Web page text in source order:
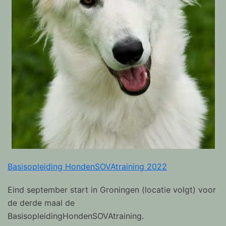
Basisopleiding HondenSOVAtraining 2022
Eind september start in Groningen (locatie volgt) voor
de derde maal de
BasisopleidingHondenSOVAtraining.